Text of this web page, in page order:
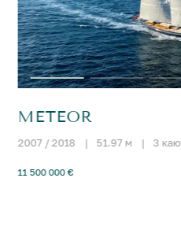
METEOR
2007 / 2018 | 51.97 м | 3
11 500 000 €